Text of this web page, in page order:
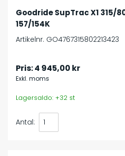
Goodride SupTrac X1 315/
157/154K
Artikelnr. GO4767315802213423
Pris:4 945,00 kr
Exkl. moms
Lagersaldo: +32 st
Antal: